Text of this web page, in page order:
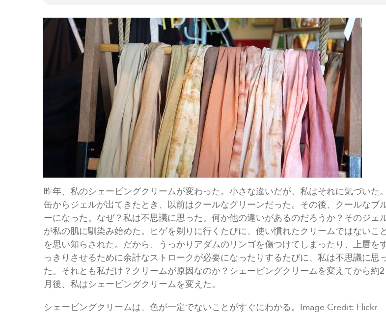
昨年、私のシェービングクリームが変わった。小さな違いだが、私はそれに気づいた。
缶からジェルが出てきたとき、以前はクールなグリーンだった。その後、クールなブ
ーになった。なぜ？私は不思議に思った。何か他の違いがあるのだろうか？そのジェ
が私の肌に馴染み始めた。ヒゲを剃りに行くたびに、使い慣れたクリームではないこと
を思い知らされた。だから、うっかりアダムのリンゴを傷つけてしまったり、上唇を
っきりさせるために余計なストロークが必要になったりするたびに、私は不思議に思
た。それとも私だけ？クリームが原因なのか？シェービングクリームを変えてから約2
月後、私はシェービングクリームを変えた。
シェービングクリームは、色が一定でないことがすぐにわかる。Image Credit: Flickr